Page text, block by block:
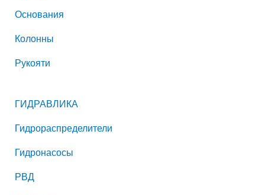
Основания
Колонны
Рукояти
ГИДРАВЛИКА
Гидрораспределители
Гидронасосы
РВД